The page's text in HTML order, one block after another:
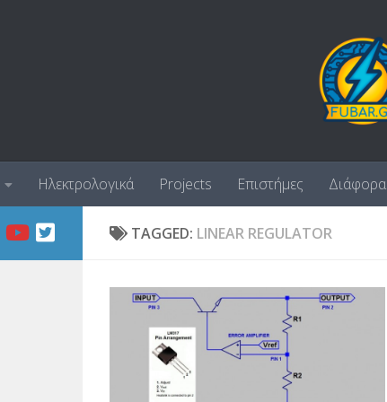
Ηλεκτρολογικά Projects Επιστήμες Διάφορα
TAGGED: LINEAR REGULATOR